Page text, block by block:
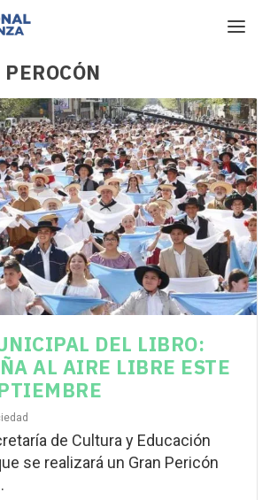
PEROCÓN
DEL LIBRO:
AL AIRE LIBRE ESTE
de Cultura y Educación
se realizará un Gran Pericón